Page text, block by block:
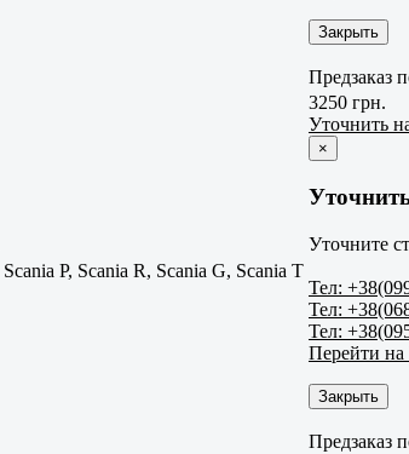
Закрыть
Предзаказ
Scania P, Scania R, Scania G, Scania T
3250 грн.
Уточнить
×
Уточните
Тел:
Тел:
Тел:
Перейти
Закрыть
Предзаказ